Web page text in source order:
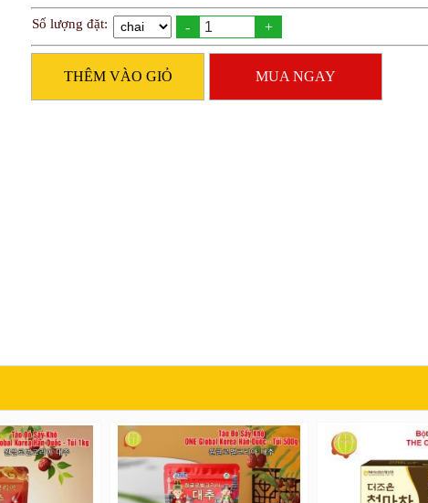
Số lượng đặt: - +
THÊM VÀO GIỎ MUA NGAY